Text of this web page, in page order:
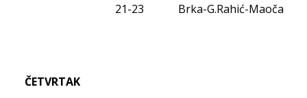
21-23 Brka-G.Rahić-Maoča
ČETVRTAK